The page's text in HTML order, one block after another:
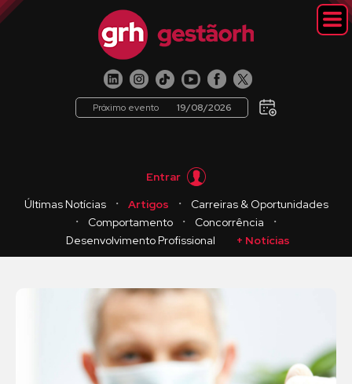
Próximo evento 19/08/2026
Entrar
Últimas Notícias
・ Artigos ・
Carreiras & Oportunidades
・
Comportamento ・ Concorrência
・
Desenvolvimento Profissional
+ Notícias